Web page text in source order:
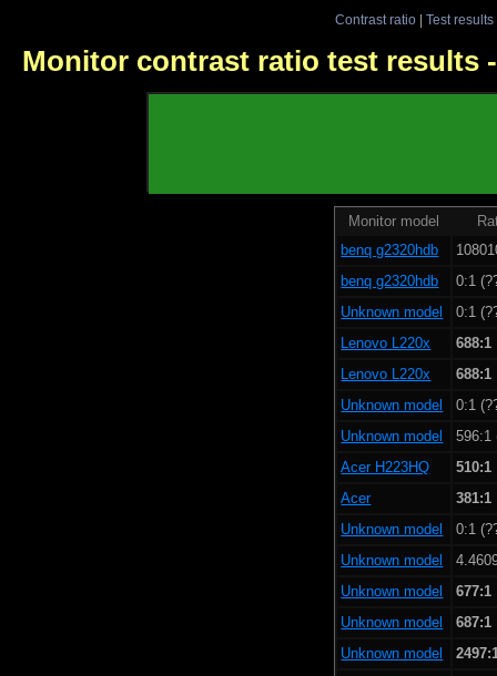
Contrast ratio| Test results
Monitor contrast ratio test results
Monitor model
benq g2320hdb
benq g2320hdb
0:1
Unknown model
0:1
Lenovo L220x
688:1
Lenovo L220x
688:1
Unknown model
0:1
Unknown model
596:1
Acer H223HQ
510:1
Acer
381:1
Unknown model
0:1
Unknown model
Unknown model
677:1
Unknown model
687:1
Unknown model